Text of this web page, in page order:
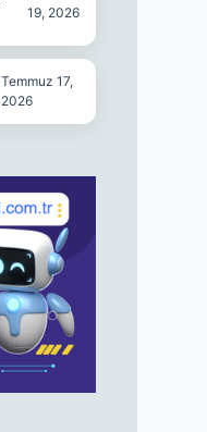
19, 2026
Temmuz 17,
2026